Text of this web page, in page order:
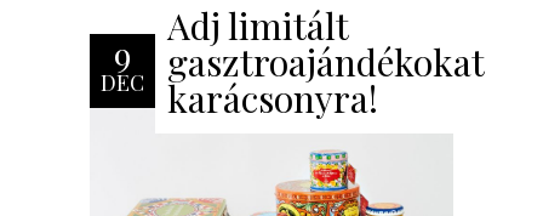
9
DEC
Adj limitált
gasztroajándékokat
karácsonyra!